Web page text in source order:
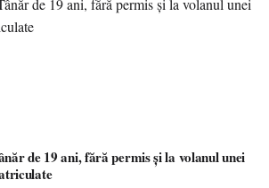
de 19 ani, fără permis și la volanul unei